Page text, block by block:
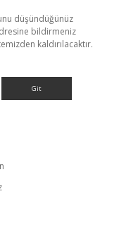
düşündüğünüz
bildirmeniz
kaldırılacaktır.